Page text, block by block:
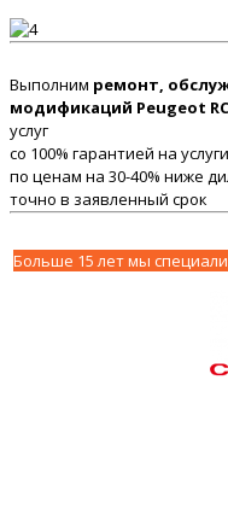
Выполним ремонт,
модификаций Peugeot
услуг
со 100% гарантией на услуги
по ценам на 30-40% ниже
точно в заявленный срок
Больше 15 лет мы